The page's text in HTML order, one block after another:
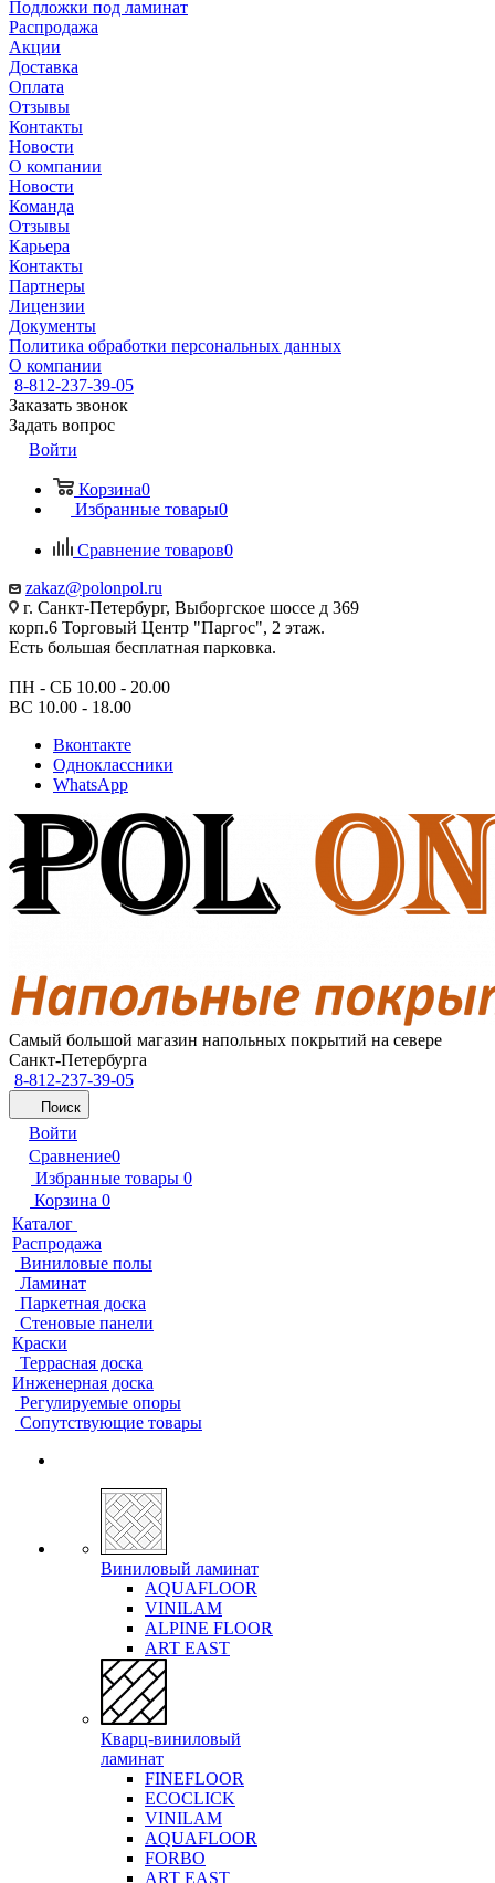
Подложки под ламинат
Распродажа
Акции
Доставка
Оплата
Отзывы
Контакты
Новости
О компании
Новости
Команда
Отзывы
Карьера
Контакты
Партнеры
Лицензии
Документы
Политика обработки персональных данных
О компании
8-812-237-39-05
Заказать звонок
Задать вопрос
Войти
Корзина0
Избранные товары0
Сравнение товаров0
zakaz@polonpol.ru
г. Санкт-Петербург, Выборгское шоссе д 369
корп.6 Торговый Центр "Паргос", 2 этаж.
Есть большая бесплатная парковка.
ПН - СБ 10.00 - 20.00
ВС 10.00 - 18.00
Вконтакте
Одноклассники
WhatsApp
Самый большой магазин напольных покрытий на севере
Санкт-Петербурга
8-812-237-39-05
Поиск
Войти
Сравнение0
Избранные товары 0
Корзина 0
Каталог
Распродажа
Виниловые полы
Ламинат
Паркетная доска
Стеновые панели
Краски
Террасная доска
Инженерная доска
Регулируемые опоры
Сопутствующие товары
Виниловый ламинат
AQUAFLOOR
VINILAM
ALPINE FLOOR
ART EAST
Кварц-виниловый
ламинат
FINEFLOOR
ECOCLICK
VINILAM
AQUAFLOOR
FORBO
ART EAST